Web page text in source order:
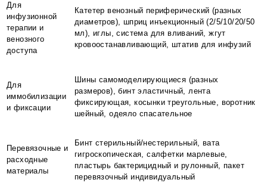
Для
инфузионной
терапии и
венозного
доступа
Катетер венозный периферический (разных
диаметров), шприц инъекционный (2/5/10/20/50
мл), иглы, система для вливаний, жгут
кровоостанавливающий, штатив для инфузий
Для
иммобилизации
и фиксации
Шины самомоделирующиеся (разных
размеров), бинт эластичный, лента
фиксирующая, косынки треугольные, воротник
шейный, одеяло спасательное
Перевязочные и
расходные
материалы
Бинт стерильный/нестерильный, вата
гигроскопическая, салфетки марлевые,
пластырь бактерицидный и рулонный, пакет
перевязочный индивидуальный